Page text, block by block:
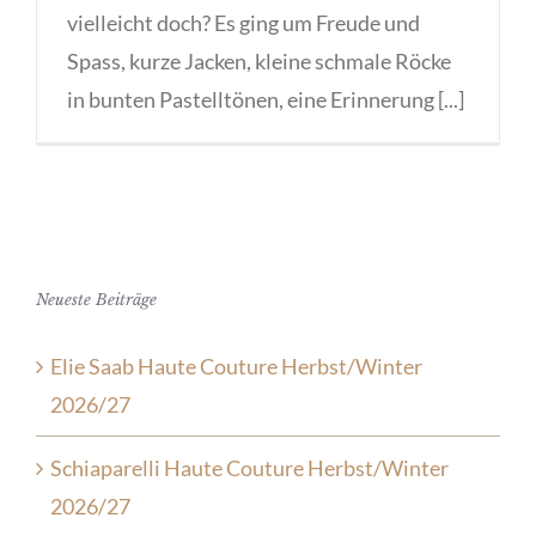
vielleicht doch? Es ging um Freude und
Spass, kurze Jacken, kleine schmale Röcke
in bunten Pastelltönen, eine Erinnerung [...]
Neueste Beiträge
Elie Saab Haute Couture Herbst/Winter
2026/27
Schiaparelli Haute Couture Herbst/Winter
2026/27